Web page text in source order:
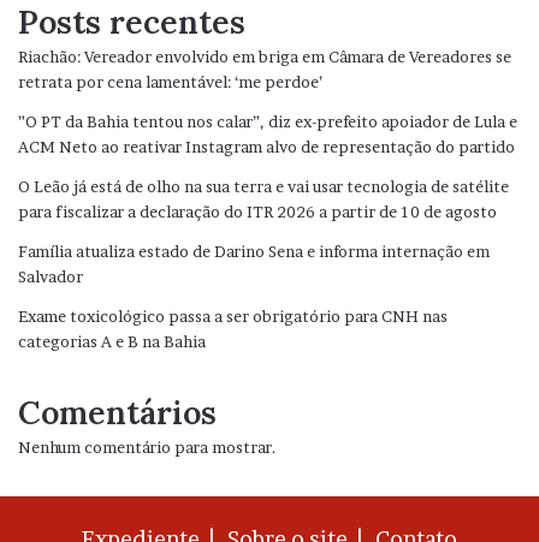
Posts recentes
Riachão: Vereador envolvido em briga em Câmara de Vereadores se
retrata por cena lamentável: ‘me perdoe’
”O PT da Bahia tentou nos calar”, diz ex-prefeito apoiador de Lula e
ACM Neto ao reativar Instagram alvo de representação do partido
O Leão já está de olho na sua terra e vai usar tecnologia de satélite
para fiscalizar a declaração do ITR 2026 a partir de 10 de agosto
Família atualiza estado de Darino Sena e informa internação em
Salvador
Exame toxicológico passa a ser obrigatório para CNH nas
categorias A e B na Bahia
Comentários
Nenhum comentário para mostrar.